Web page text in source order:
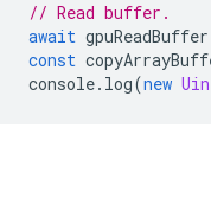
// Read buffer.
await gpuReadBuffer
const
console. log(new